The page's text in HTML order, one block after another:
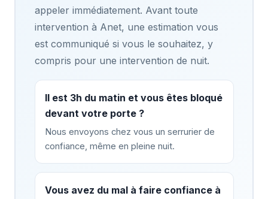
appeler immédiatement. Avant toute
intervention à Anet, une estimation vous
est communiqué si vous le souhaitez, y
compris pour une intervention de nuit.
Il est 3h du matin et vous êtes bloqué
devant votre porte ?
Nous envoyons chez vous un serrurier de
confiance, même en pleine nuit.
Vous avez du mal à faire confiance à